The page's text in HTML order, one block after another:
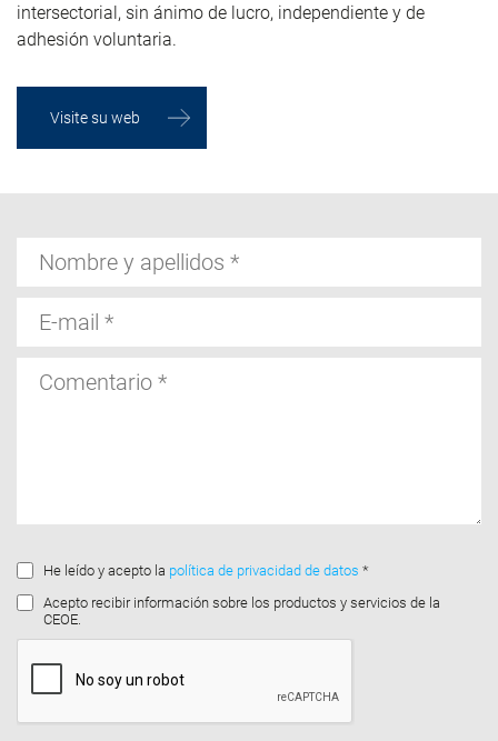
intersectorial, sin ánimo de lucro, independiente y de
adhesión voluntaria.
Visite su web
apellidos
mail
He leído y acepto la política de privacidad de datos *
Acepto recibir información sobre los productos y servicios de la
CEOE.